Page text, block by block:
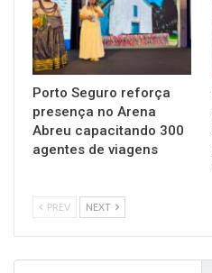
Porto Seguro reforça
presença no Arena
Abreu capacitando 300
agentes de viagens
PREV NEXT